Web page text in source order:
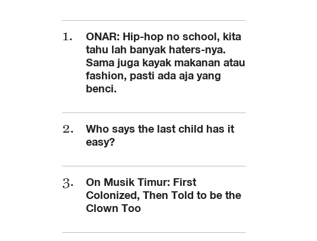
ONAR: Hip-hop no school, kita
tahu lah banyak haters-nya.
Sama juga kayak makanan atau
fashion, pasti ada aja yang
benci.
Who says the last child has it
easy?
On Musik Timur: First
Colonized, Then Told to be the
Clown Too